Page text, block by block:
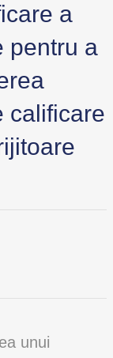
a
pentru a
calificare
unui